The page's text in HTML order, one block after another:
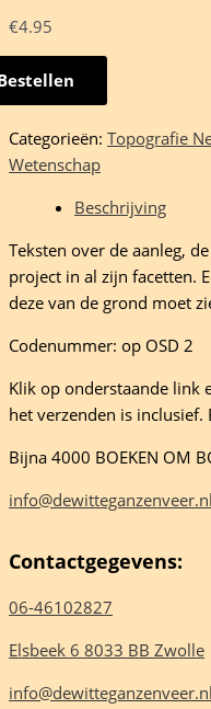
€4.95
Categorieën: Topografie
Wetenschap
Beschrijving
Teksten over de aanleg,
project in al zijn facetten.
deze van de grond moet
Codenummer: op OSD 2
Klik op onderstaande link
het verzenden is
Bijna 4000 BOEKEN OM
info@dewitteganzenveer.nl
Contactgegevens:
06-46102827
Elsbeek 6 8033 BB Zwolle
info@dewitteganzenveer.nl